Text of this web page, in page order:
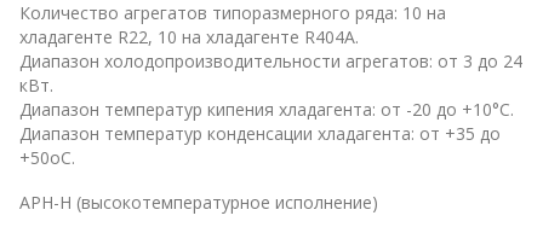
Количество агрегатов типоразмерного ряда: 10 на
хладагенте R22, 10 на хладагенте R404А.
Диапазон холодопроизводительности агрегатов: от 3 до 24
кВт.
Диапазон температур кипения хладагента: от -20 до +10°С.
Диапазон температур конденсации хладагента: от +35 до
+50оС.
APH-H (высокотемпературное исполнение)